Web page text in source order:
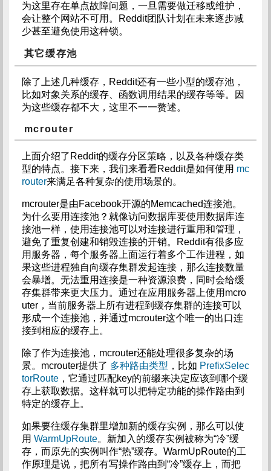
为这里存在单点故障问题，一旦需要做迁移或维护，
会让整个网站不可用。Reddit团队计划在未来逐步减
少甚至避免使用这种锁。
其它缓存池
除了上述几种缓存，Reddit还有一些小型的缓存池，
比如对象关系的缓存、函数调用结果的缓存等等。因
为这些缓存都不大，这里不一一赘述。
mcrouter
上面介绍了Reddit的缓存分区策略，以及各种缓存类
型的特点。接下来，我们来看看Reddit是如何使用 mc
router来满足各种复杂的使用场景的。
mcrouter是由Facebook开源的Memcached连接池。
为什么要用连接池？就像访问数据库要使用数据库连
接池一样，使用连接池可以对连接进行重用和管理，
避免了重复创建和销毁连接的开销。Reddit有很多应
用服务器，每个服务器上面运行着多个工作进程，如
果这些进程独自向缓存集群发起连接，那么连接数量
会暴增。无法重用连接是一种资源浪费，同时会给缓
存集群带来更大压力。通过在应用服务器上使用mcro
uter，当前服务器上所有进程到缓存集群的连接可以
形成一个连接池，并通过mcrouter这个唯一的出口连
接到相应的缓存上。
除了作为连接池，mcrouter还能处理很多复杂的场
景。mcrouter提供了 多种路由类型 ，比如 PrefixSelec
torRoute，它通过匹配key的前缀来决定应该到哪个缓
存上获取数据。这样就可以把特定功能的操作路由到
特定的缓存上。
如果要往缓存集群里增加新的缓存实例，那么可以使
用 WarmUpRoute。新加入的缓存实例被称为“冷”缓
存，而原先的实例叫作“热”缓存。WarmUpRoute的工
作原理是说，把所有写操作路由到“冷”缓存上，而把